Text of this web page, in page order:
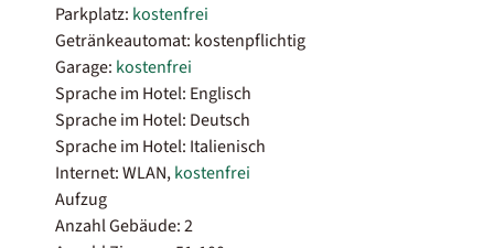
Parkplatz: kostenfrei
Getränkeautomat: kostenpflichtig
Garage: kostenfrei
Sprache im Hotel: Englisch
Sprache im Hotel: Deutsch
Sprache im Hotel: Italienisch
Internet: WLAN,kostenfrei
Aufzug
Anzahl Gebäude: 2